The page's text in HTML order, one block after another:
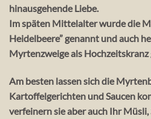
hinausgehende Liebe.
Im späten Mittelalter wurde die
Heidelbeere” genannt und auch
Myrtenzweige als Hochzeitskranz
Am besten lassen sich die
Kartoffelgerichten und Saucen
verfeinern sie aber auch Ihr